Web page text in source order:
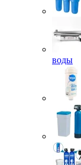
воды